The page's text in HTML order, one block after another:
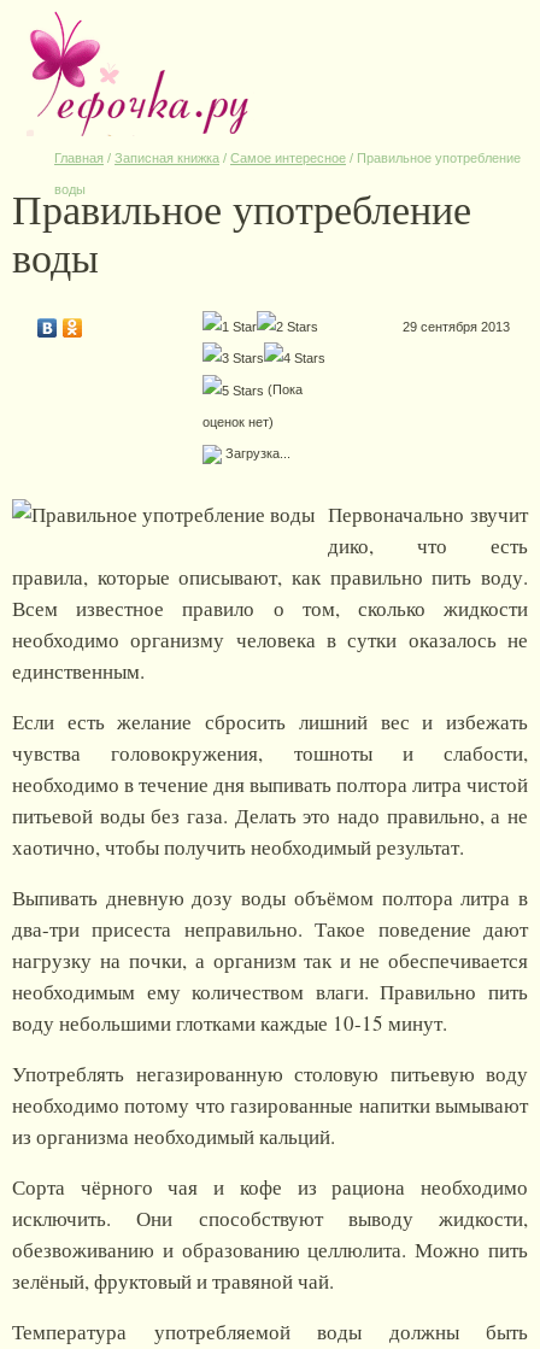
Главная / Записная книжка / Самое интересное / Правильное употребление
воды
Правильное употребление
воды
(Пока
оценок нет)
Загрузка...
29 сентября 2013
Первоначально звучит
дико, что есть
правила, которые описывают, как правильно пить воду.
Всем известное правило о том, сколько жидкости
необходимо организму человека в сутки оказалось не
единственным.
Если есть желание сбросить лишний вес и избежать
чувства головокружения, тошноты и слабости,
необходимо в течение дня выпивать полтора литра чистой
питьевой воды без газа. Делать это надо правильно, а не
хаотично, чтобы получить необходимый результат.
Выпивать дневную дозу воды объёмом полтора литра в
два-три присеста неправильно. Такое поведение дают
нагрузку на почки, а организм так и не обеспечивается
необходимым ему количеством влаги. Правильно пить
воду небольшими глотками каждые 10-15 минут.
Употреблять негазированную столовую питьевую воду
необходимо потому что газированные напитки вымывают
из организма необходимый кальций.
Сорта чёрного чая и кофе из рациона необходимо
исключить. Они способствуют выводу жидкости,
обезвоживанию и образованию целлюлита. Можно пить
зелёный, фруктовый и травяной чай.
Температура употребляемой воды должны быть